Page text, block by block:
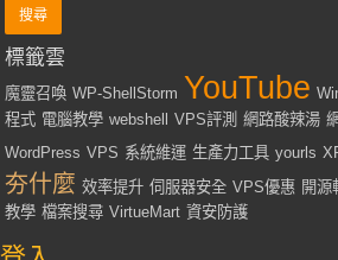
標籤雲
魔靈召喚 WP-ShellStorm YouTube
程式 電腦教學 webshell VPS評測 網路酸辣湯
WordPress VPS 系統維運 生產力工具 yourls
夯什麼 效率提升 伺服器安全 VPS優惠 開源
教學 檔案搜尋 VirtueMart 資安防護